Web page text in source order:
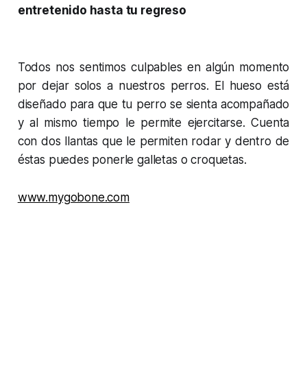
entretenido hasta tu regreso
Todos nos sentimos culpables en algún momento
por dejar solos a nuestros perros. El hueso está
diseñado para que tu perro se sienta acompañado
y al mismo tiempo le permite ejercitarse. Cuenta
con dos llantas que le permiten rodar y dentro de
éstas puedes ponerle galletas o croquetas.
www.mygobone.com